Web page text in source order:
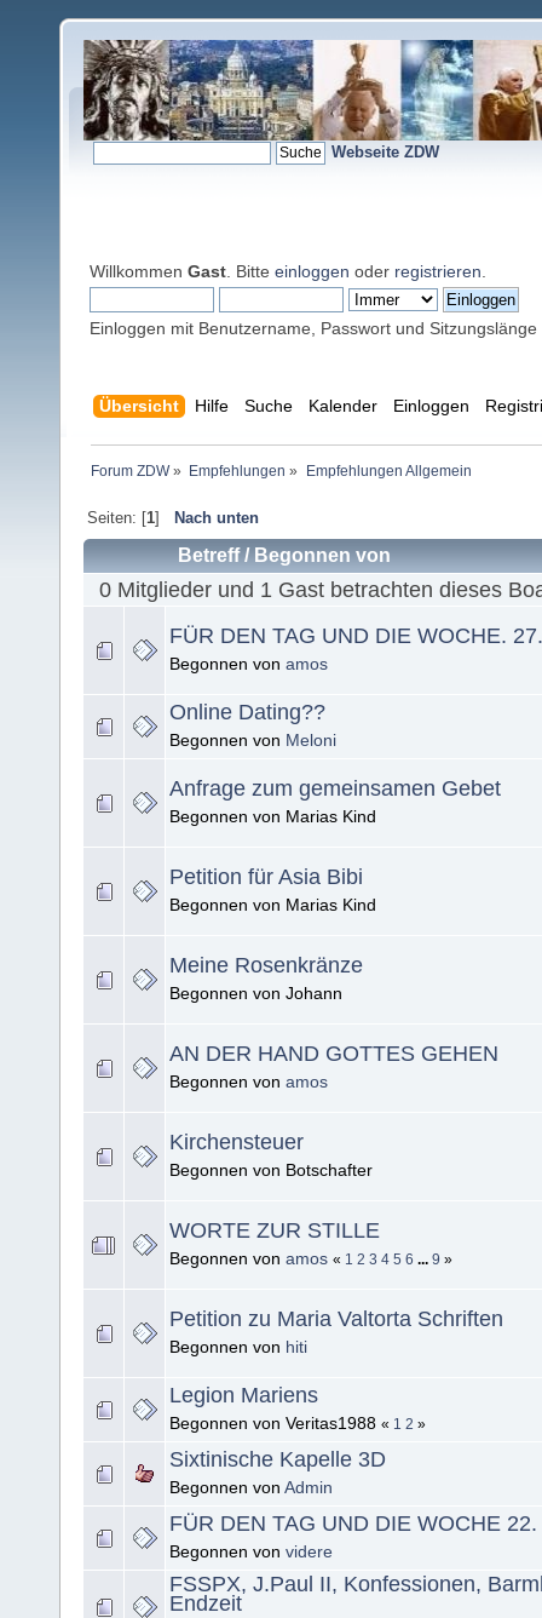
Webseite ZDW
Willkommen Gast . Bitte einloggen oder registrieren
Einloggen mit Benutzername, Passwort und Sitzungslänge
Übersicht Hilfe Suche Kalender Einloggen
Forum ZDW» Empfehlungen » Empfehlungen Allgemein
Seiten: [1] Nach unten
Betreff/ Begonnen von
0 Mitglieder und 1 Gast betrachten dieses
FÜR DEN TAG UND DIE WOCHE.
Begonnen von amos
Online Dating??
Begonnen von Meloni
Anfrage zum gemeinsamen Gebet
Begonnen von Marias Kind
Petition für Asia Bibi
Begonnen von Marias Kind
Meine Rosenkränze
Begonnen von Johann
AN DER HAND GOTTES GEHEN
Begonnen von amos
Kirchensteuer
Begonnen von Botschafter
WORTE ZUR STILLE
Begonnen von amos « 1 2 3 4 5 6 ... 9 »
Petition zu Maria Valtorta Schriften
Begonnen von hiti
Legion Mariens
Begonnen von Veritas1988 « 1 2 »
Sixtinische Kapelle 3D
Begonnen von Admin
FÜR DEN TAG UND DIE WOCHE
Begonnen von videre
FSSPX, J.Paul II, Konfessionen,
Endzeit